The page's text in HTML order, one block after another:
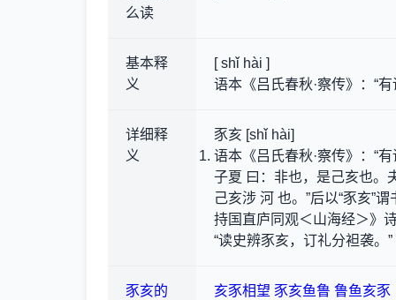
么读
基本释
义
[ shǐ hài ]
语本《吕氏春秋·察传》：“
详细释
义
豕亥 [shǐ hài]
语本《吕氏春秋·察传》：“
子夏 曰：非也，是己亥也。
己亥涉 河 也。”后以“豕亥”
持国直庐同观＜山海经＞》
“读史辨豕亥，订礼分袒袭。”
豕亥的 亥豕相望 豕亥鱼鲁 鲁鱼亥豕